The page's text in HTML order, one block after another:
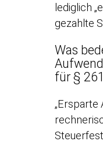
lediglich
gezahlte
Was
für §
„Ersparte